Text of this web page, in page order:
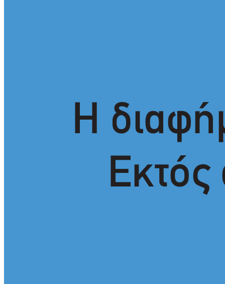
Το δικό σας σχόλιο: Παράδειγμα κοινωνικής αναισθησίας
Πού βρίσκεται το ιστορικό κέντρο της Σπάρτης;